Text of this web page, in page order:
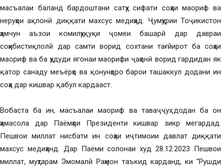
масъалаи баланд бардоштани сатҳу сифати соҳаи маориф ва
неруҳои ақлонӣ диққати махсус медиҳад. Ҷумҳурии Тоҷикистон
ҳамчун аъзои комилҳуқуқи ҷомеи башарӣ дар давраи
соҳибистиқлолӣ дар самти ворид сохтани тағйирот ба соҳаи
маориф ва ба ҳудуди ягонаи маорифи ҷаҳонӣ ворид гардидан як
қатор санаду меъёрҳо ва қонунҳоро барои ташаккул додани ин
соҳа дар кишвар қабул кардааст.
Вобаста ба ин, масъалаи маориф ва таваҷҷуҳ додан ба он
ҳамасола дар Паёмҳои Президенти кишвар зикр мегардад.
Пешвои миллат нисбати ин соҳаи иҷтимоии давлат диққати
махсус медиҳанд. Дар Паёми солонаи худ 28.12.2023 Пешвои
миллат, муҳтарам Эмомалӣ Раҳмон таъкид карданд, ки “Рушди